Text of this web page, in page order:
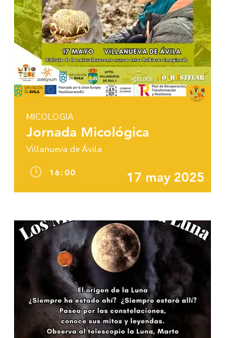
MICOLOGIA
Jornada Micológica
Villanueva de Ávila
16:00
17 may 2025